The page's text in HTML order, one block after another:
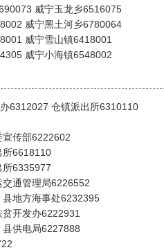
威宁玉龙乡6516075
威宁黑土河乡6780064
威宁雪山镇6418001
威宁小海镇6548002
6312027 仓镇派出所6310110
传部6222602
所6618110
6335977
通管理局6226552
地方海事处6232395
开发办6222931
供电局6227888